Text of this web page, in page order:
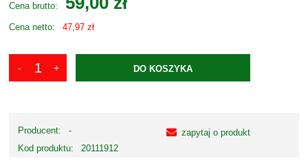
Cena brutto:
Cena netto: 47,97 zł
DO KOSZYKA
Producent:
-
Kod produktu:
20111912
zapytaj o produkt